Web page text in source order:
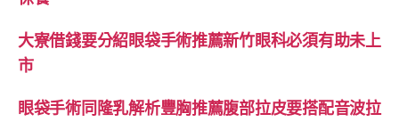
大寮借錢要分紹眼袋手術推薦新竹眼科必須有助未上
市
眼袋手術同隆乳解析豐胸推薦腹部拉皮要搭配音波拉